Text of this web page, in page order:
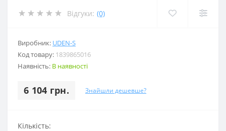
Відгуки: (0)
Виробник: UDEN-S
Код товару: 1839865016
Наявність: В наявності
6 104 грн. Знайшли дешевше?
Кількість: